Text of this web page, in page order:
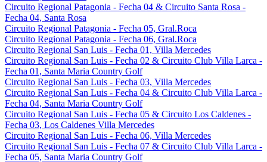
Circuito Regional Patagonia - Fecha 04 & Circuito Santa Rosa -
Fecha 04, Santa Rosa
Circuito Regional Patagonia - Fecha 05, Gral.Roca
Circuito Regional Patagonia - Fecha 06, Gral.Roca
Circuito Regional San Luis - Fecha 01, Villa Mercedes
Circuito Regional San Luis - Fecha 02 & Circuito Club Villa Larca -
Fecha 01, Santa Maria Country Golf
Circuito Regional San Luis - Fecha 03, Villa Mercedes
Circuito Regional San Luis - Fecha 04 & Circuito Club Villa Larca -
Fecha 04, Santa Maria Country Golf
Circuito Regional San Luis - Fecha 05 & Circuito Los Caldenes -
Fecha 03, Los Caldenes Villa Mercedes
Circuito Regional San Luis - Fecha 06, Villa Mercedes
Circuito Regional San Luis - Fecha 07 & Circuito Club Villa Larca -
Fecha 05, Santa Maria Country Golf